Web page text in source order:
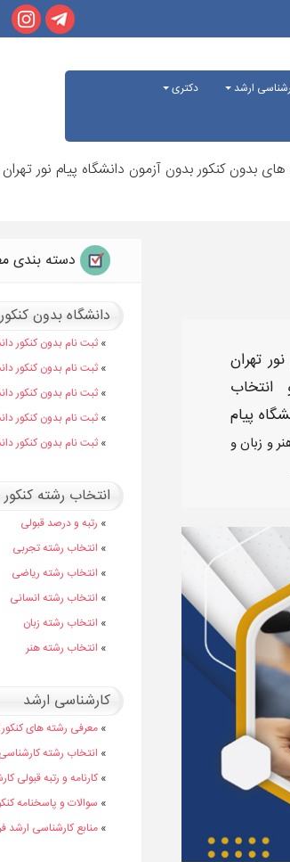
ارشد
دکتری
بدون کنکور بدون آزمون دانشگاه پیام نور
تهران
پیام
و زبان و
دسته بندی
دانشگاه بدون کنکور
»ثبت نام بدون کنکور
» ثبت نام بدون کنکور
» ثبت نام بدون کنکور
» ثبت نام بدون کنکور
»ثبت نام بدون کنکور
انتخاب رشته
» رتبه و درصد قبولی
» انتخاب رشته تجربی
» انتخاب رشته ریاضی
» انتخاب رشته انسانی
» انتخاب رشته زبان
» انتخاب رشته هنر
کارشناسی ارشد
» معرفی رشته های
» انتخاب رشته
» کارنامه و رتبه قبولی
» سوالات و پاسخنامه
»منابع کارشناسی ارشد